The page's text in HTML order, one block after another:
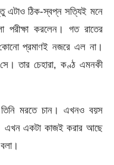
এটাও ঠিক-স্বপ্ন সত্যিই মনে
পরীক্ষা করলেন। গত রাতের
কোনো প্রমাণই নজরে এল না।
তার চেহারা, কণ্ঠ এমনকী
মরতে চান। এখনও বয়স
এখন একটা কাজই করার আছে